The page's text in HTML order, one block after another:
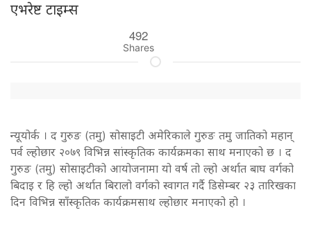
एभरेष्ट टाइम्स
492
Shares
न्यूयोर्क । द गुरुङ (तमु) सोसाइटी अमेरिकाले गुरुङ तमु जातिको महान्
पर्व ल्होछार २०७९ विभिन्न सांस्कृतिक कार्यक्रमका साथ मनाएको छ । द
गुरुङ (तमु) सोसाइटीको आयोजनामा यो वर्ष तो ल्हो अर्थात बाघ वर्गको
बिदाइ र हि ल्हो अर्थात बिरालो वर्गको स्वागत गर्दै डिसेम्बर २३ तारिखका
दिन विभिन्न साँस्कृतिक कार्यक्रमसाथ ल्होछार मनाएको हो ।